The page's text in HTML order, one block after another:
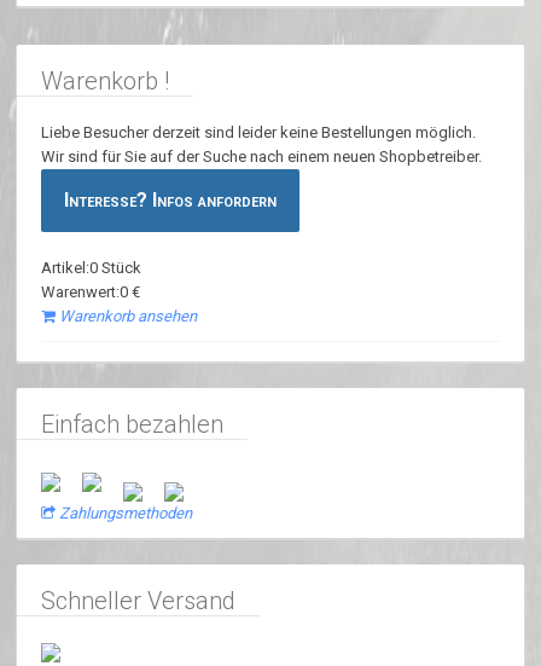
Warenkorb !
Liebe Besucher derzeit sind leider keine Bestellungen möglich.
Wir sind für Sie auf der Suche nach einem neuen Shopbetreiber.
Interesse? Infos anfordern
Artikel:0 Stück
Warenwert:0 €
Warenkorb ansehen
Einfach bezahlen
Zahlungsmethoden
Schneller Versand